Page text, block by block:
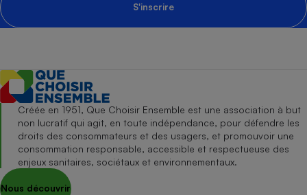
S'inscrire
Créée en 1951, Que Choisir Ensemble est une association à but
non lucratif qui agit, en toute indépendance, pour défendre les
droits des consommateurs et des usagers, et promouvoir une
consommation responsable, accessible et respectueuse des
enjeux sanitaires, sociétaux et environnementaux.
Nous découvrir